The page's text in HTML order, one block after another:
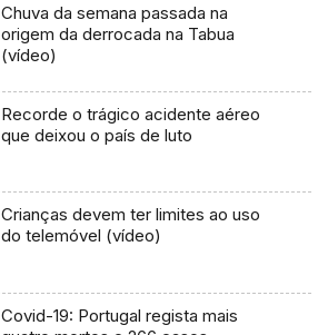
Chuva da semana passada na
origem da derrocada na Tabua
(vídeo)
Recorde o trágico acidente aéreo
que deixou o país de luto
Crianças devem ter limites ao uso
do telemóvel (vídeo)
Covid-19: Portugal regista mais